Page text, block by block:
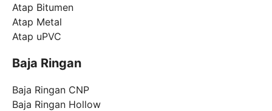
Atap Bitumen
Atap Metal
Atap uPVC
Baja Ringan
Baja Ringan CNP
Baja Ringan Hollow